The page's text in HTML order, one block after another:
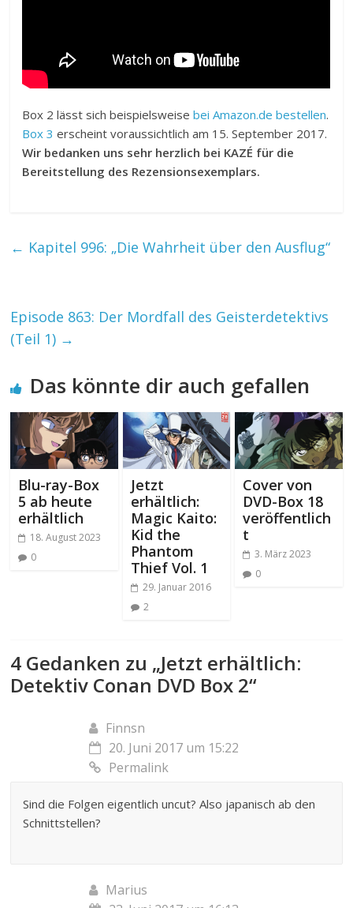
Box 2 lässt sich beispielsweisebei Amazon.de bestellen.
Box 3 erscheint voraussichtlich am 15. September 2017.
Wir bedanken uns sehr herzlich bei KAZÉ für die
Bereitstellung des Rezensionsexemplars.
← Kapitel 996: „Die Wahrheit über den Ausflug“
Episode 863: Der Mordfall des Geisterdetektivs
(Teil 1) →
Das könnte dir auch gefallen
Blu-ray-Box
5 ab heute
erhältlich
18. August 2023
0
Jetzt
erhältlich:
Magic Kaito:
Kid the
Phantom
Thief Vol. 1
29. Januar 2016
2
Cover von
DVD-Box 18
veröffentlich
t
3. März 2023
0
4 Gedanken zu „Jetzt erhältlich:
Detektiv Conan DVD Box 2“
Finnsn
20. Juni 2017 um 15:22
Permalink
Sind die Folgen eigentlich uncut? Also japanisch ab den
Schnittstellen?
Marius